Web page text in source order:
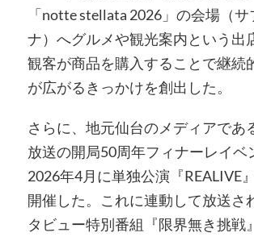
「notte stellata 2026」の会場（
ナ）へグルメや観光案内という出
観客が商品を購入することで継続
が広がるきっかけを創出した。
さらに、地元仙台のメディアであ
放送の開局50周年フィナーレイベ
2026年4月に単独公演『REALIVE
開催した。これに連動して放送さ
タビュー特別番組『限界無き挑戦